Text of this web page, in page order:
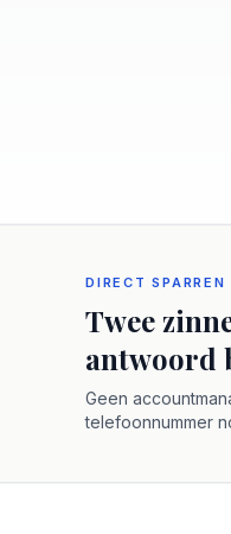
DIRECT SPARREN
Twee
antwoord
Geen
telefoonnummer